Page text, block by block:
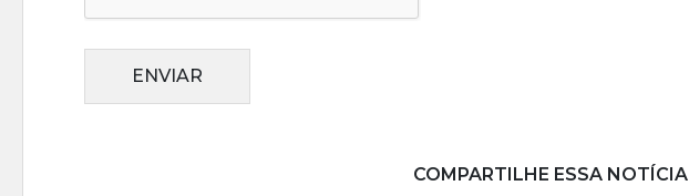
ENVIAR
COMPARTILHE ESSA NOTÍCIA